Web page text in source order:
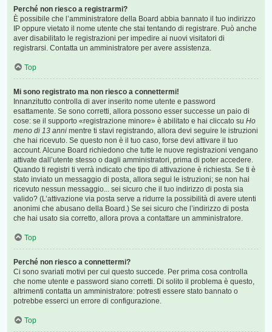
Perché non riesco a registrarmi?
È possibile che l’amministratore della Board abbia bannato il tuo indirizzo
IP oppure vietato il nome utente che stai tentando di registrare. Può anche
aver disabilitato le registrazioni per impedire ai nuovi visitatori di
registrarsi. Contatta un amministratore per avere assistenza.
Top
Mi sono registrato ma non riesco a connettermi!
Innanzitutto controlla di aver inserito nome utente e password
esattamente. Se sono corretti, allora possono esser successe un paio di
cose: se il supporto «registrazione minore» è abilitato e hai cliccato su Ho
meno di 13 anni mentre ti stavi registrando, allora devi seguire le istruzioni
che hai ricevuto. Se questo non è il tuo caso, forse devi attivare il tuo
account. Alcune Board richiedono che tutte le nuove registrazioni vengano
attivate dall’utente stesso o dagli amministratori, prima di poter accedere.
Quando ti registri ti verrà indicato che tipo di attivazione è richiesta. Se ti è
stato inviato un messaggio di posta, allora segui le istruzioni; se non hai
ricevuto nessun messaggio... sei sicuro che il tuo indirizzo di posta sia
valido? (L’attivazione via posta serve a ridurre la possibilità di avere utenti
anonimi che abusano della Board.) Se sei sicuro che l’indirizzo di posta
che hai usato sia corretto, allora prova a contattare un amministratore.
Top
Perché non riesco a connettermi?
Ci sono svariati motivi per cui questo succede. Per prima cosa controlla
che nome utente e password siano corretti. Di solito il problema è questo,
altrimenti contatta un amministratore: potresti essere stato bannato o
potrebbe esserci un errore di configurazione.
Top